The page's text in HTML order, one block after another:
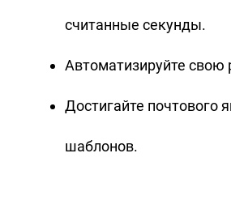
считанные секунды.
Автоматизируйте свою
Достигайте
шаблонов.